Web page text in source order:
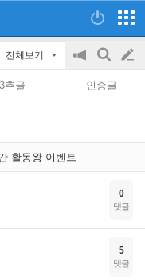
전체보기
공
on/off
검
색
글
쓰
3추글 인증글
활동왕 이벤트
0
댓글
5
댓글